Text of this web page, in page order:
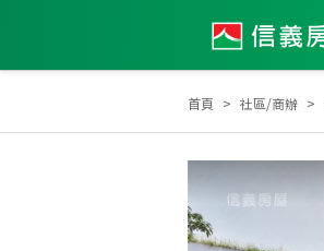
首頁 社區/商辦